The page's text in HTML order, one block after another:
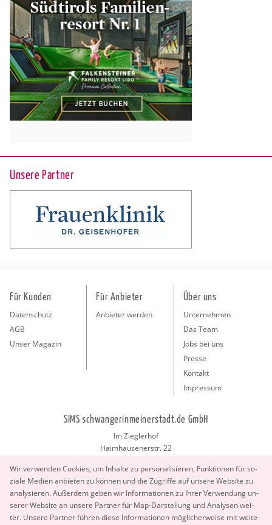
Unsere Partner
Wir ver­wen­den Coo­kies, um In­hal­te zu per­so­na­li­sie­ren, Funk­tio­nen für so­
zia­le Me­di­en an­bie­ten zu kön­nen und die Zu­grif­fe auf un­se­re Web­site zu
ana­ly­sie­ren. Au­ßer­dem geben wir In­for­ma­tio­nen zu Ihrer Ver­wen­dung un­
se­rer Web­site an un­se­re Part­ner für Map-Dar­stel­lung und Ana­ly­sen wei­
ter. Un­se­re Part­ner füh­ren diese In­for­ma­tio­nen mög­li­cher­wei­se mit wei­te­
Für Kunden
Datenschutz
AGB
Unser Magazin
Für Anbieter
Anbieter werden
Über uns
Unternehmen
Das Team
Jobs bei uns
Presse
Kontakt
Impressum
SIMS schwangerinmeinerstadt.de GmbH
Im Zieglerhof
Haimhausenerstr. 22
info@schwangerinmeinerstadt.de